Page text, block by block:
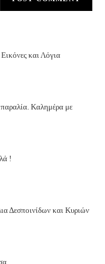
και Λόγια
Καλημέρα με
!
Δεσποινίδων και Κυριών